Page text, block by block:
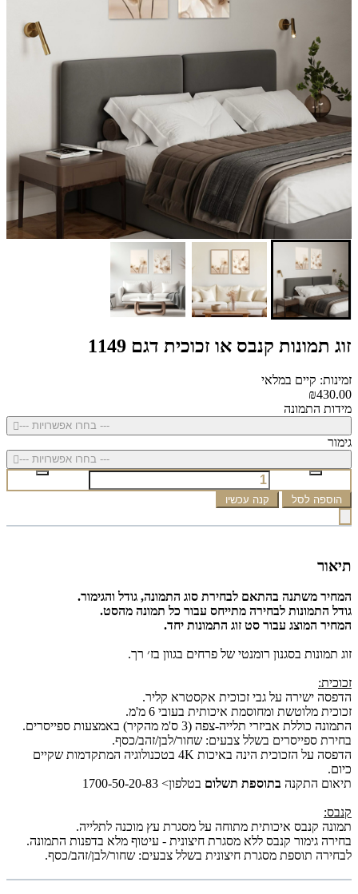
זוג תמונות קנבס או זכוכית דגם 1149
זמינות: קיים במלאי
₪430.00
מידות התמונה
--- בחרו אפשרויות ---
גימור
--- בחרו אפשרויות ---
הוספה לסל קנה עכשיו
תיאור
המחיר משתנה בהתאם לבחירת סוג התמונה, גודל והגימור.
גודל התמונות לבחירה מתייחס עבור כל תמונה מהסט.
המחיר המוצג עבור סט זוג התמונות יחד.
זוג תמונות בסגנון רומנטי של פרחים בגוון בז׳ רך.
זכוכית:
הדפסה ישירה על גבי זכוכית אקסטרא קליר.
זכוכית מלוטשת ומחוסמת איכותית בעובי 6 מ'מ.
התמונה כוללת אביזרי תלייה-צפה (3 ס'מ מהקיר) באמצעות ספייסרים.
בחירת ספייסרים בשלל צבעים: שחור/לבן/זהב/כסף.
הדפסה על הזכוכית הינה באיכות 4K בטכנולוגיה המתקדמות שקיים
כיום.
תיאום התקנה בתוספת תשלום בטלפון> 1700-50-20-83
קנבס:
תמונה קנבס איכותית מתוחה על מסגרת עץ מוכנה לתלייה.
בחירה גימור קנבס ללא מסגרת חיצונית - עיטוף מלא בדפנות התמונה.
לבחירה תוספת מסגרת חיצונית בשלל צבעים: שחור/לבן/זהב/כסף.